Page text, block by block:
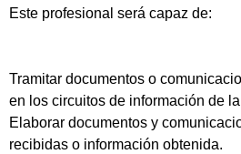
Este profesional será capaz de:
Tramitar documentos o
en los circuitos de información de
Elaborar documentos y
recibidas o información obtenida.